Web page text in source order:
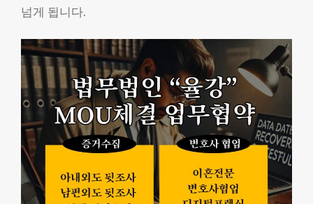
넘게 됩니다.